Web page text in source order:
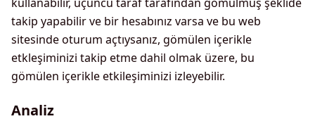
takip yapabilir ve bir hesabınız varsa ve bu web
sitesinde oturum açtıysanız, gömülen içerikle
etkleşiminizi takip etme dahil olmak üzere, bu
gömülen içerikle etkileşiminizi izleyebilir.
Analiz